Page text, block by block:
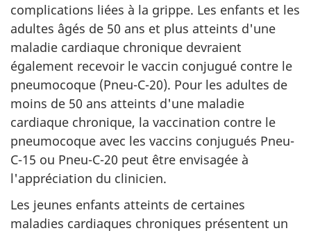
complications liées à la grippe. Les enfants et les
adultes âgés de 50 ans et plus atteints d'une
maladie cardiaque chronique devraient
également recevoir le vaccin conjugué contre le
pneumocoque (Pneu-C-20). Pour les adultes de
moins de 50 ans atteints d'une maladie
cardiaque chronique, la vaccination contre le
pneumocoque avec les vaccins conjugués Pneu-
C-15 ou Pneu-C-20 peut être envisagée à
l'appréciation du clinicien.
Les jeunes enfants atteints de certaines
maladies cardiaques chroniques présentent un